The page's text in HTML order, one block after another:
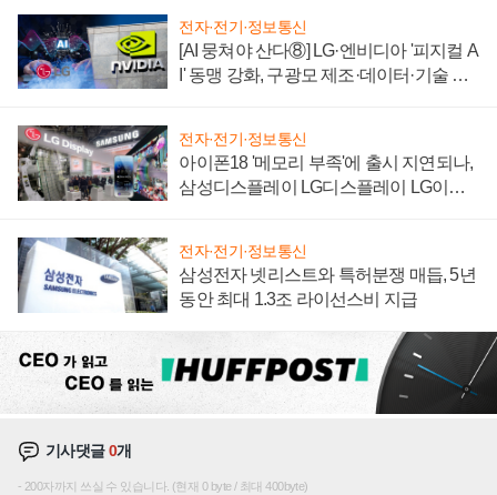
전자·전기·정보통신
[AI 뭉쳐야 산다⑧] LG·엔비디아 '피지컬 A
I' 동맹 강화, 구광모 제조·데이터·기술 결
전자·전기·정보통신
아이폰18 '메모리 부족'에 출시 지연되나,
삼성디스플레이 LG디스플레이 LG이노
전자·전기·정보통신
삼성전자 넷리스트와 특허분쟁 매듭, 5년
동안 최대 1.3조 라이선스비 지급
기사댓글0개
200자까지 쓰실 수 있습니다. (현재 0 byte / 최대 400byte)